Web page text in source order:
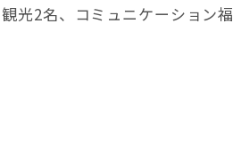
光2名、コミュニケーション福